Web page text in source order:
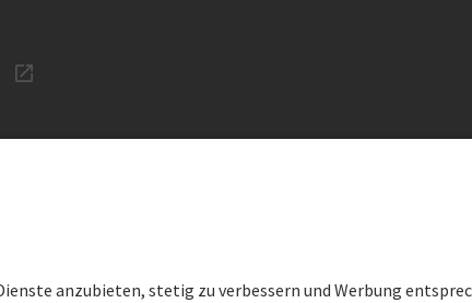
Jobs Schweiz
Datenschutz